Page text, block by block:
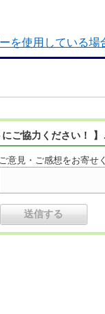
を使用している場
ご協力ください！
ご意見・ご感想をお寄せ